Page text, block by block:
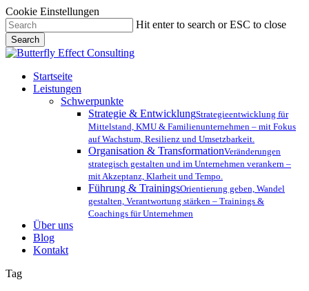
Cookie Einstellungen
Skip
to
main
content
Hit enter to search or ESC to close
Search
Close
Menu
Startseite
Leistungen
Schwerpunkte
Strategie & EntwicklungStrategieentwicklung für
Mittelstand, KMU & Familienunternehmen – mit Fokus
auf Wachstum, Resilienz und Umsetzbarkeit.
Organisation & TransformationVeränderungen
strategisch gestalten und im Unternehmen verankern –
mit Akzeptanz, Klarheit und Tempo.
Führung & TrainingsOrientierung geben, Wandel
gestalten, Verantwortung stärken – Trainings &
Coachings für Unternehmen
Über uns
Blog
Kontakt
Tag